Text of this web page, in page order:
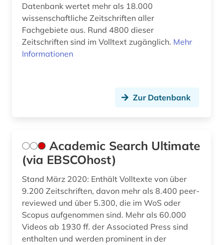
calvinismus (1)
caritas (1)
cesare orsenigo (1)
china (4)
choral (2)
chorgestühl (1)
christen (1)
christentum (36)
Datenbank wertet mehr als 18.000
wissenschaftliche Zeitschriften aller
Fachgebiete aus. Rund 4800 dieser
Zeitschriften sind im Volltext zugänglich. Mehr
Informationen
Zur Datenbank
Academic Search Ultimate
(via EBSCOhost)
Stand März 2020: Enthält Volltexte von über
9.200 Zeitschriften, davon mehr als 8.400 peer-
reviewed und über 5.300, die im WoS oder
Scopus aufgenommen sind. Mehr als 60.000
Videos ab 1930 ff. der Associated Press sind
enthalten und werden prominent in der